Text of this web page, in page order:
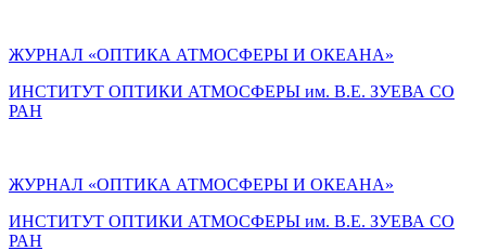
ЖУРНАЛ «ОПТИКА АТМОСФЕРЫ И ОКЕАНА»
ИНСТИТУТ ОПТИКИ АТМОСФЕРЫ им. В.Е. ЗУЕВА СО
РАН
ЖУРНАЛ «ОПТИКА АТМОСФЕРЫ И ОКЕАНА»
ИНСТИТУТ ОПТИКИ АТМОСФЕРЫ им. В.Е. ЗУЕВА СО
РАН